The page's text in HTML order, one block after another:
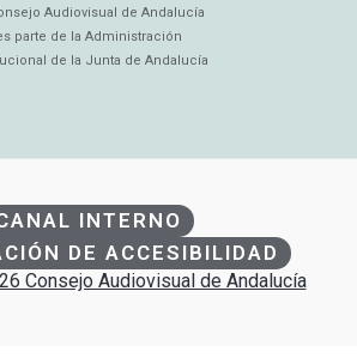
Audiovisual de Andalucía
parte de la Administración
de la Junta de Andalucía
INTERNO
DE ACCESIBILIDAD
Consejo Audiovisual de Andalucía